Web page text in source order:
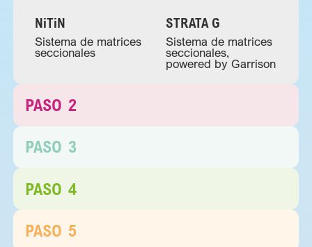
NiTiN
Sistema de matrices
seccionales
STRATA G
Sistema de matrices
seccionales,
powered by Garrison
2
PASO
3
PASO
4
PASO
5
PASO